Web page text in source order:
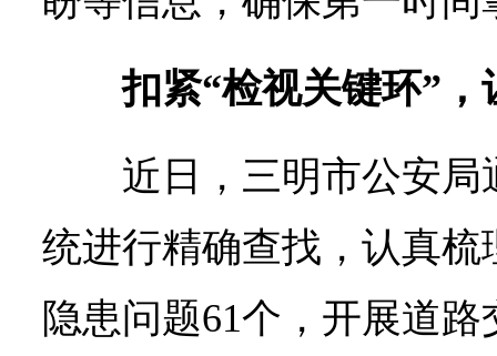
扣紧“检视关键环”，
近日，三明市公安
统进行精确查找，认真
隐患问题61个，开展道